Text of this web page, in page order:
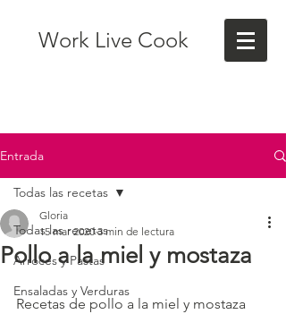
Work Live Cook
Entrada
Todas las recetas
Arroces y Pastas
Ensaladas y Verduras
Todas las recetas
Pollo a la miel y mostaza
Gloria
15 mar 2020 3 min de lectura
Recetas de pollo a la miel y mostaza